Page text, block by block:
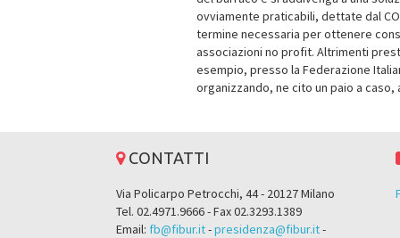
ovviamente praticabili, dettate dal
termine necessaria per ottenere
associazioni no profit. Altrimenti
esempio, presso la Federazione
organizzando, ne cito un paio a
CONTATTI
Via Policarpo Petrocchi, 44 - 20127 Milano
Tel. 02.4971.9666 - Fax 02.3293.1389
Email: fb@fibur.it-presidenza@fibur.it-